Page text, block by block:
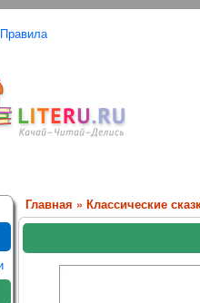
Правила
Главная » Классические